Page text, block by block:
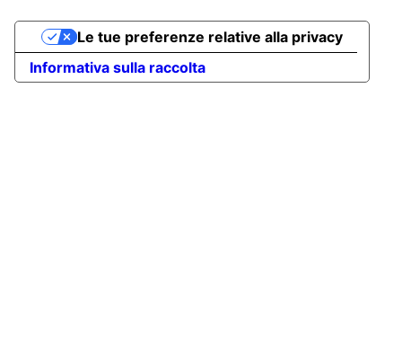
Informativa sulla raccolta
Le tue preferenze relative alla privacy